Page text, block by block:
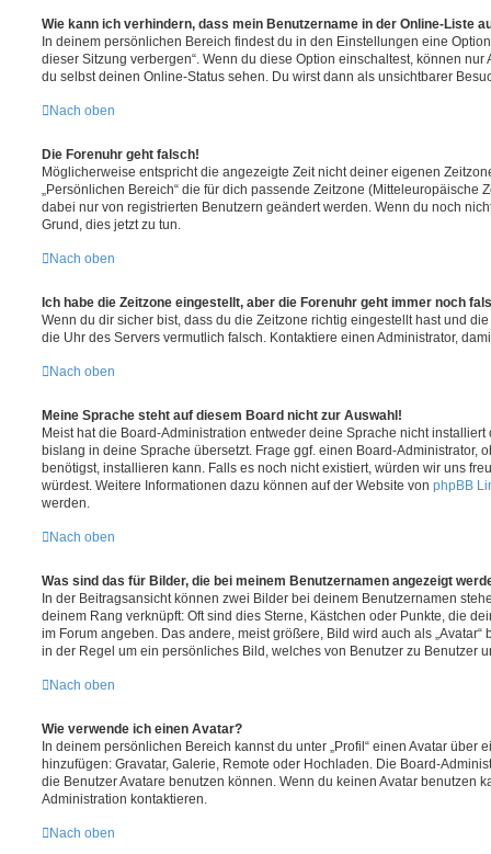
Wie kann ich verhindern, dass mein Benutzername in der Online-Liste
In deinem persönlichen Bereich findest du in den Einstellungen eine
dieser Sitzung verbergen“. Wenn du diese Option einschaltest, können
du selbst deinen Online-Status sehen. Du wirst dann als unsichtbarer
Nach oben
Die Forenuhr geht falsch!
Möglicherweise entspricht die angezeigte Zeit nicht deiner eigenen
„Persönlichen Bereich“ die für dich passende Zeitzone (Mitteleuropäische
dabei nur von registrierten Benutzern geändert werden. Wenn du noch
Grund, dies jetzt zu tun.
Nach oben
Ich habe die Zeitzone eingestellt, aber die Forenuhr geht immer noch
Wenn du dir sicher bist, dass du die Zeitzone richtig eingestellt hast und
die Uhr des Servers vermutlich falsch. Kontaktiere einen Administrator,
Nach oben
Meine Sprache steht auf diesem Board nicht zur Auswahl!
Meist hat die Board-Administration entweder deine Sprache nicht
bislang in deine Sprache übersetzt. Frage ggf. einen Board-Administrator,
benötigst, installieren kann. Falls es noch nicht existiert, würden wir uns
würdest. Weitere Informationen dazu können auf der Website von phpBB
werden.
Nach oben
Was sind das für Bilder, die bei meinem Benutzernamen angezeigt
In der Beitragsansicht können zwei Bilder bei deinem Benutzernamen
deinem Rang verknüpft: Oft sind dies Sterne, Kästchen oder Punkte, die
im Forum angeben. Das andere, meist größere, Bild wird auch als
in der Regel um ein persönliches Bild, welches von Benutzer zu Benutzer
Nach oben
Wie verwende ich einen Avatar?
In deinem persönlichen Bereich kannst du unter „Profil“ einen Avatar über
hinzufügen: Gravatar, Galerie, Remote oder Hochladen. Die Board-
die Benutzer Avatare benutzen können. Wenn du keinen Avatar benutzen
Administration kontaktieren.
Nach oben